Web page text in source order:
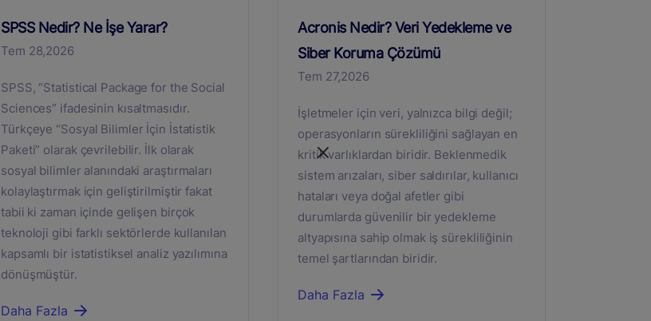
SPSS Nedir? Ne İşe Yarar?
Tem 28,2026
SPSS, “Statistical Package for the Social
Sciences” ifadesinin kısaltmasıdır.
Türkçeye “Sosyal Bilimler İçin İstatistik
Paketi” olarak çevrilebilir. İlk olarak
sosyal bilimler alanındaki araştırmaları
kolaylaştırmak için geliştirilmiştir fakat
tabii ki zaman içinde gelişen birçok
teknoloji gibi farklı sektörlerde kullanılan
kapsamlı bir istatistiksel analiz yazılımına
dönüşmüştür.
Daha Fazla
Acronis Nedir? Veri Yedekleme ve
Siber Koruma Çözümü
Tem 27,2026
İşletmeler için veri, yalnızca bilgi değil;
operasyonların sürekliliğini sağlayan en
kritik varlıklardan biridir. Beklenmedik
sistem arızaları, siber saldırılar, kullanıcı
hataları veya doğal afetler gibi
durumlarda güvenilir bir yedekleme
altyapısına sahip olmak iş sürekliliğinin
temel şartlarından biridir.
Daha Fazla